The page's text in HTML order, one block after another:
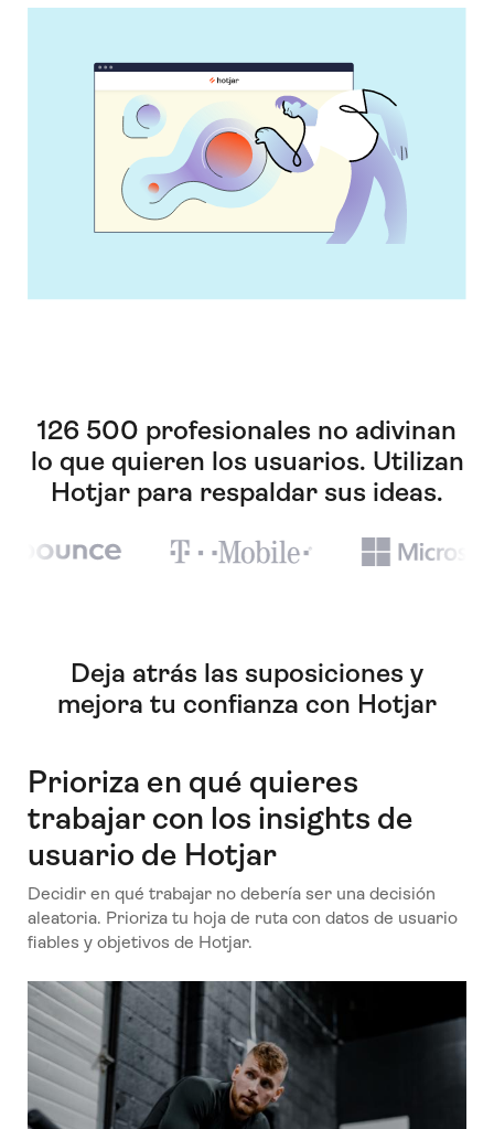
126 500 profesionales no adivinan
lo que quieren los usuarios. Utilizan
Hotjar para respaldar sus ideas.
Deja atrás las suposiciones y
mejora tu confianza con Hotjar
Prioriza en qué quieres
trabajar con los insights de
usuario de Hotjar
Decidir en qué trabajar no debería ser una decisión
aleatoria. Prioriza tu hoja de ruta con datos de usuario
fiables y objetivos de Hotjar.